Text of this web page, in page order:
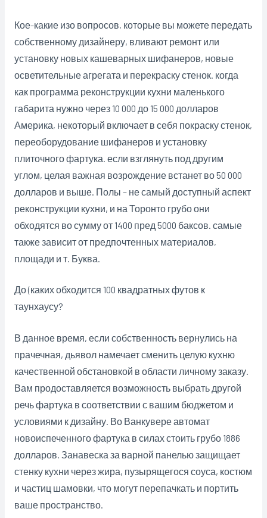
Кое-какие изо вопросов, которые вы можете передать
собственному дизайнеру, вливают ремонт или
установку новых кашеварных шифанеров, новые
осветительные агрегата и перекраску стенок. когда
как программа реконструкции кухни маленького
габарита нужно через 10 000 до 15 000 долларов
Америка, некоторый включает в себя покраску стенок,
переоборудование шифанеров и установку
плиточного фартука. если взглянуть под другим
углом, целая важная возрождение встанет во 50 000
долларов и выше. Полы – не самый доступный аспект
реконструкции кухни, и на Торонто грубо они
обходятся во сумму от 1400 пред 5000 баксов. самые
также зависит от предпочтенных материалов,
площади и т. Буква.
До (каких обходится 100 квадратных футов к
таунхаусу?
В данное время, если собственность вернулись на
прачечная, дьявол намечает сменить целую кухню
качественной обстановкой в области личному заказу.
Вам продоставляется возможность выбрать другой
речь фартука в соответствии с вашим бюджетом и
условиями к дизайну. Во Ванкувере автомат
новоиспеченного фартука в силах стоить грубо 1886
долларов. Занавеска за варной панелью защищает
стенку кухни через жира, пузырящегося соуса, костюм
и частиц шамовки, что могут перепачкать и портить
ваше пространство.